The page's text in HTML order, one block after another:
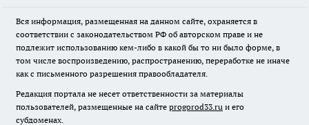
Вся информация, размещенная на данном сайте, охраняется в
соответствии с законодательством РФ об авторском праве и не
подлежит использованию кем-либо в какой бы то ни было форме, в
том числе воспроизведению, распространению, переработке не иначе
как с письменного разрешения правообладателя.
Редакция портала не несет ответственности за материалы
пользователей, размещенные на сайте progorod33.ru и его
субдоменах.